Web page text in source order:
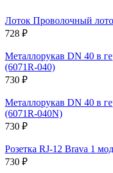
Лоток Проволочный
728 ₽
Металлорукав DN 40 в
(6071R-040)
730 ₽
Металлорукав DN 40 в
(6071R-040N)
730 ₽
Розетка RJ-12 Brava 1
730 ₽